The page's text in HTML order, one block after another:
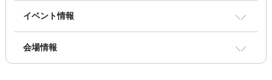
イベント情報
会場情報